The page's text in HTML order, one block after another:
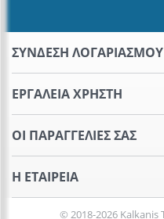
ΣΥΝΔΕΣΗ ΛΟΓΑΡΙΑΣΜΟΥ​
ΕΡΓΑΛΕΊΑ ΧΡΉΣΤΗ
ΟΙ ΠΑΡΑΓΓΕΛΊΕΣ​ ΣΑΣ
Η ΕΤΑΙΡΕΊΑ​
© 2018-2026